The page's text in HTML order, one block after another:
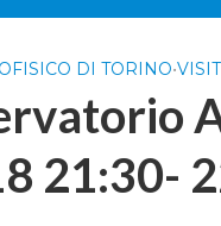
DI TORINO•
21:30-